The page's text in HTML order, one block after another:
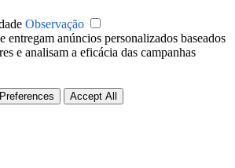
Observação
entregam anúncios personalizados baseados
e analisam a eficácia das campanhas
Accept All